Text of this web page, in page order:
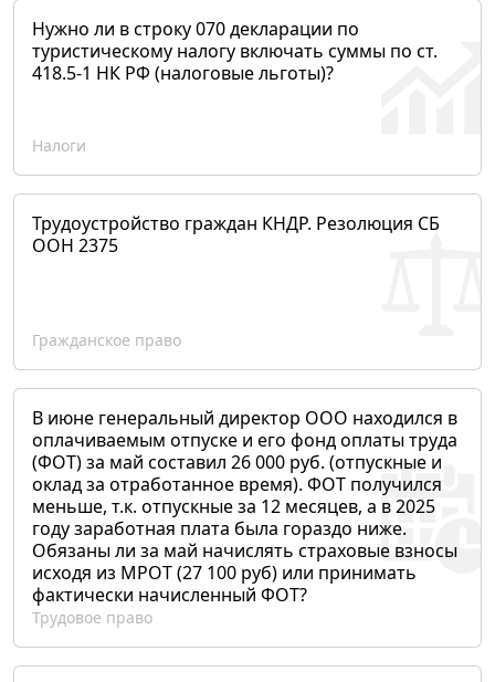
Нужно ли в строку 070 декларации по
туристическому налогу включать суммы по ст.
418.5-1 НК РФ (налоговые льготы)?
Налоги
Трудоустройство граждан КНДР. Резолюция СБ
ООН 2375
Гражданское право
В июне генеральный директор ООО находился в
оплачиваемым отпуске и его фонд оплаты труда
(ФОТ) за май составил 26 000 руб. (отпускные и
оклад за отработанное время). ФОТ получился
меньше, т.к. отпускные за 12 месяцев, а в 2025
году заработная плата была гораздо ниже.
Обязаны ли за май начислять страховые взносы
исходя из МРОТ (27 100 руб) или принимать
фактически начисленный ФОТ?
Трудовое право